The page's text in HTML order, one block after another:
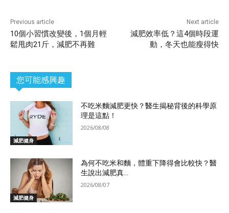
Previous article
10個小習慣改變後，1個月輕
鬆甩肉21斤，減肥不再難
Next article
減肥效率低？這4個時段運
動，冬天也能瘦得快
您可能感興趣
減肥健身
不吃米麵減肥更快？醫生揭秘背後的科學原
理是這點！
2026/08/08
減肥健身
為何不吃米和麵，體重下降得會比較快？醫
生說出減肥真...
2026/08/07